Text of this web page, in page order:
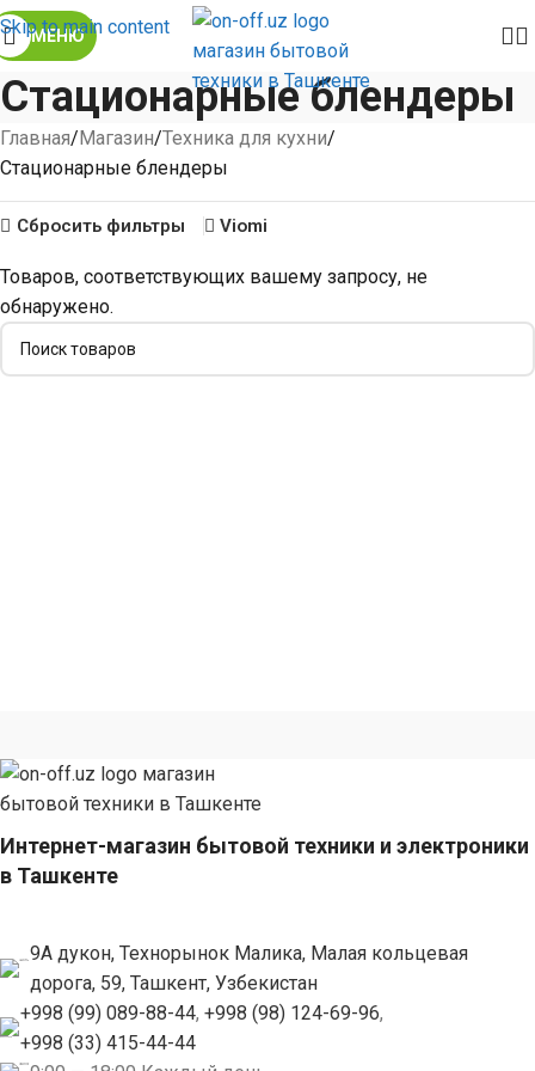
Skip to main content
МЕНЮ
Стационарные блендеры
Главная Магазин Техника для кухни
Стационарные блендеры
Сбросить фильтры Viomi
Товаров, соответствующих вашему запросу, не
обнаружено.
Интернет-магазин бытовой техники и электроники
в Ташкенте
9А дукон, Технорынок Малика, Малая кольцевая
дорога, 59, Ташкент, Узбекистан
+998 (99) 089-88-44, +998 (98) 124-69-96,
+998 (33) 415-44-44